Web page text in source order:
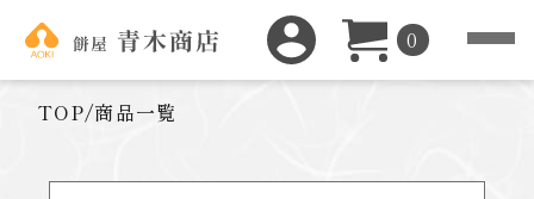
0
TOP/商品一覧